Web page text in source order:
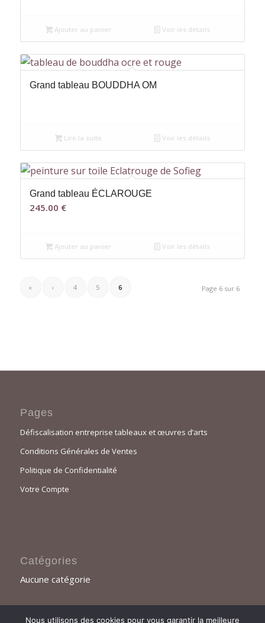
Ajouter au panier Voir les détails
Grand tableau BOUDDHA OM
Lire la suite Voir les détails
Grand tableau ÉCLAROUGE
245.00 €
Ajouter au panier Voir les détails
Page 6 sur 6
« ‹ 4 5 6
Pages
Défiscalisation entreprise tableaux et œuvres d’arts
Conditions Générales de Ventes
Politique de Confidentialité
Votre Compte
Catégories
Aucune catégorie
Nous utilisons des cookies pour vous garantir la meilleure